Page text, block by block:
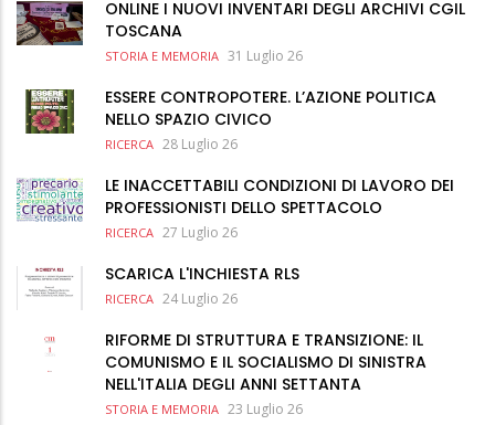
ONLINE I NUOVI INVENTARI DEGLI ARCHIVI CGIL
TOSCANA
STORIA E MEMORIA 31 Luglio 26
ESSERE CONTROPOTERE. L’AZIONE POLITICA
NELLO SPAZIO CIVICO
RICERCA 28 Luglio 26
LE INACCETTABILI CONDIZIONI DI LAVORO DEI
PROFESSIONISTI DELLO SPETTACOLO
RICERCA 27 Luglio 26
SCARICA L'INCHIESTA RLS
RICERCA 24 Luglio 26
RIFORME DI STRUTTURA E TRANSIZIONE: IL
COMUNISMO E IL SOCIALISMO DI SINISTRA
NELL'ITALIA DEGLI ANNI SETTANTA
STORIA E MEMORIA 23 Luglio 26